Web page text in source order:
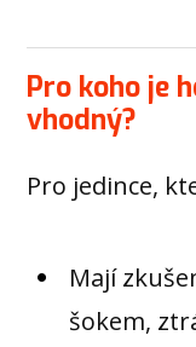
Pro koho je
vhodný?
Pro jedince,
Mají
šokem,